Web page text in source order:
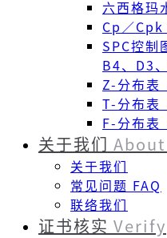
六西格玛
Cp／Cpk
SPC控制
B4、D3
Z-分布
T-分布
F-分布
关于我们
关于我们
常见问题 FAQ
联络我们
证书核实 Verify